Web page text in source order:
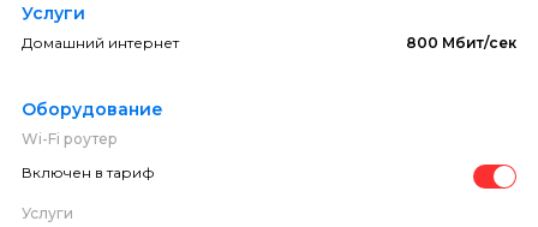
Услуги
Домашний интернет 800 Мбит/сек
Оборудование
Wi-Fi роутер
Включен в тариф
Услуги